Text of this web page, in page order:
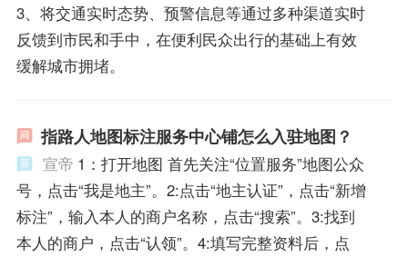
3、将交通实时态势、预警信息等通过多种渠道实时
反馈到市民和手中，在便利民众出行的基础上有效
缓解城市拥堵。
指路人地图标注服务中心铺怎么入驻地图？
宣帝 1：打开地图 首先关注“位置服务”地图公众
号，点击“我是地主”。2:点击“地主认证”，点击“新增
标注”，输入本人的商户名称，点击“搜索”。3:找到
本人的商户，点击“认领”。4:填写完整资料后，点